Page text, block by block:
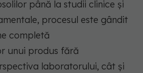
până la studii clinice și
procesul este gândit
completă
unui produs fără
laboratorului, cât și